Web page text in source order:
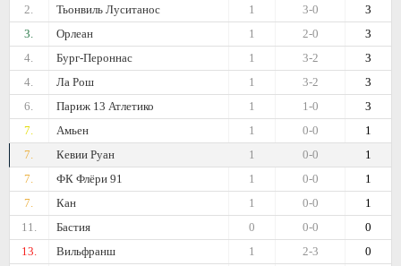
2.
Тьонвиль Луситанос 3
3-0
1
3.
Орлеан 3
2-0
1
4.
Бург-Пероннас 3
3-2
1
4.
Ла Рош 3
3-2
1
6.
Париж 13 Атлетико 3
1-0
1
7.
Амьен 1
0-0
1
7.
Кевии Руан 1
0-0
1
7.
ФК Флёри 91 1
0-0
1
7.
Кан 1
0-0
1
11.
Бастия 0
0-0
0
13.
Вильфранш 0
2-3
1